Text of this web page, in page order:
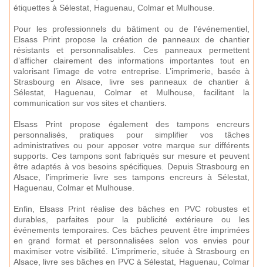
étiquettes à Sélestat, Haguenau, Colmar et Mulhouse.
Pour les professionnels du bâtiment ou de l’événementiel,
Elsass Print propose la création de panneaux de chantier
résistants et personnalisables. Ces panneaux permettent
d’afficher clairement des informations importantes tout en
valorisant l’image de votre entreprise. L’imprimerie, basée à
Strasbourg en Alsace, livre ses panneaux de chantier à
Sélestat, Haguenau, Colmar et Mulhouse, facilitant la
communication sur vos sites et chantiers.
Elsass Print propose également des tampons encreurs
personnalisés, pratiques pour simplifier vos tâches
administratives ou pour apposer votre marque sur différents
supports. Ces tampons sont fabriqués sur mesure et peuvent
être adaptés à vos besoins spécifiques. Depuis Strasbourg en
Alsace, l’imprimerie livre ses tampons encreurs à Sélestat,
Haguenau, Colmar et Mulhouse.
Enfin, Elsass Print réalise des bâches en PVC robustes et
durables, parfaites pour la publicité extérieure ou les
événements temporaires. Ces bâches peuvent être imprimées
en grand format et personnalisées selon vos envies pour
maximiser votre visibilité. L’imprimerie, située à Strasbourg en
Alsace, livre ses bâches en PVC à Sélestat, Haguenau, Colmar